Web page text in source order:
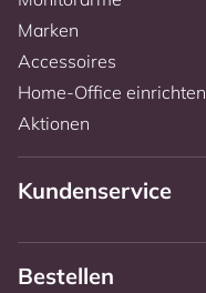
Marken
Accessoires
Home-Office einrichten
Aktionen
Kundenservice
Bestellen